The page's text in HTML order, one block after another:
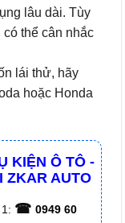
lâu dài. Tùy
thể cân nhắc
lái thử, hãy
hoặc Honda
KIỆN Ô TÔ -
ZKAR AUTO
☎ 0949 60